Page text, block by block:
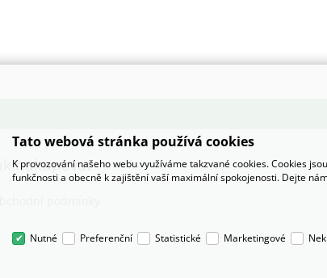
Jak nakupovat
Tato webová stránka používá cookies
K provozování našeho webu využíváme takzvané cookies. Cookies
funkčnosti a obecně k zajištění vaší maximální spokojenosti. Dejte
Nutné Preferenční Statistické Marketingové